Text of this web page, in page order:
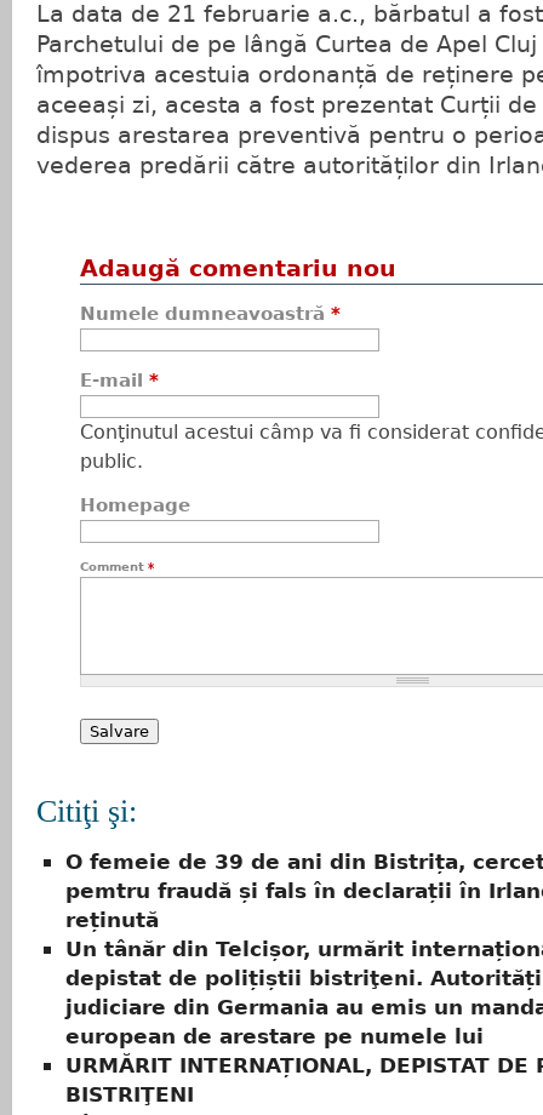
La data de 21 februarie a.c., bărbatul a
Parchetului de pe lângă Curtea de Apel
împotriva acestuia ordonanță de reținere
aceeași zi, acesta a fost prezentat Curții de
dispus arestarea preventivă pentru o
vederea predării către autorităților din
Adaugă comentariu nou
Numele dumneavoastră *
E-mail *
Conţinutul acestui câmp va fi considerat
public.
Homepage
Comment *
Citiţi şi:
O femeie de 39 de ani din Bistrița,
pemtru fraudă și fals în declarații în
reținută
Un tânăr din Telcișor, urmărit
depistat de polițiștii bistriţeni.
judiciare din Germania au emis un
european de arestare pe numele lui
URMĂRIT INTERNAȚIONAL, DEPISTAT DE
BISTRIŢENI